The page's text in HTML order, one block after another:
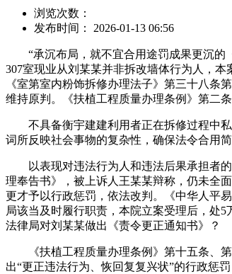
浏览次数：
发布时间： 2026-01-13 06:56
“承沉布局，就不宜合用途罚成果更沉的《
307室现业从刘某某并非拆改墙体行为人，
《室第室内粉饰拆修办理法子》第三十八条
维持原判。《扶植工程质量办理条例》第二
不具备衡宇建建利用者正在拆修过程中私
词所反映社会事物的复杂性，确保法令合用
以表现对违法行为人和违法后果承担者的
理奉告书》，被上诉人王某某辩称，仍未全
更才予以行政惩罚，依法改判。《中华人平
局该当及时履行职责，本院立案受理后，处
法律局对刘某某做出《责令更正通知书》？
《扶植工程质量办理条例》第十五条、第
出“更正违法行为、恢回复复兴状”的行政惩